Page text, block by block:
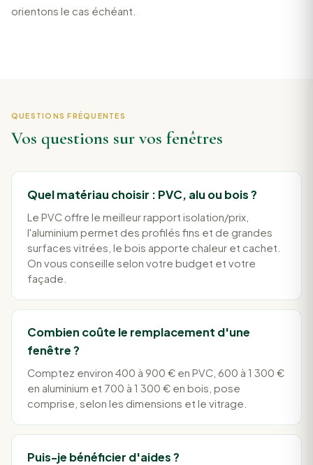
orientons le cas échéant.
QUESTIONS FRÉQUENTES
Vos questions sur vos fenêtres
Quel matériau choisir : PVC, alu ou bois ?
Le PVC offre le meilleur rapport isolation/prix,
l'aluminium permet des profilés fins et de grandes
surfaces vitrées, le bois apporte chaleur et cachet.
On vous conseille selon votre budget et votre
façade.
Combien coûte le remplacement d'une
fenêtre ?
Comptez environ 400 à 900 € en PVC, 600 à 1 300 €
en aluminium et 700 à 1 300 € en bois, pose
comprise, selon les dimensions et le vitrage.
Puis-je bénéficier d'aides ?